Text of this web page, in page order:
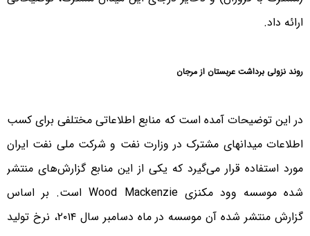
ارائه داد.
روند نزولی برداشت عربستان از مرجان
در این توضیحات آمده است که منابع اطلاعاتی مختلفی برای کسب
اطلاعات میدانهای مشترک در وزارت نفت و شرکت ملی نفت ایران
مورد استفاده قرار می‌گیرد که یکی از این منابع گزارش‌های منتشر
شده موسسه وود مکنزی Wood Mackenzie است. بر اساس
گزارش منتشر شده آن موسسه در ماه دسامبر سال ٢۰١۴، نرخ تولید